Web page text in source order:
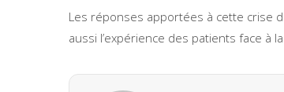
Les réponses apportées à cette crise
aussi l’expérience des patients face à